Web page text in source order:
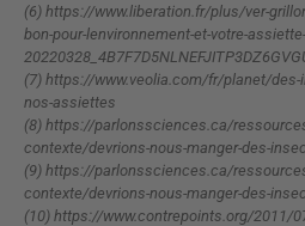
(6) https://www.liberation.fr/plus/ver-
bon-pour-lenvironnement-et-votre-assiette-
(7) https://www.veolia.com/fr/planet/
nos-assiettes
(8) https://parlonssciences.ca/
contexte/devrions-nous-manger-des-
(9) https://parlonssciences.ca/
contexte/devrions-nous-manger-des-
(10) https://www.contrepoints.org/2011/